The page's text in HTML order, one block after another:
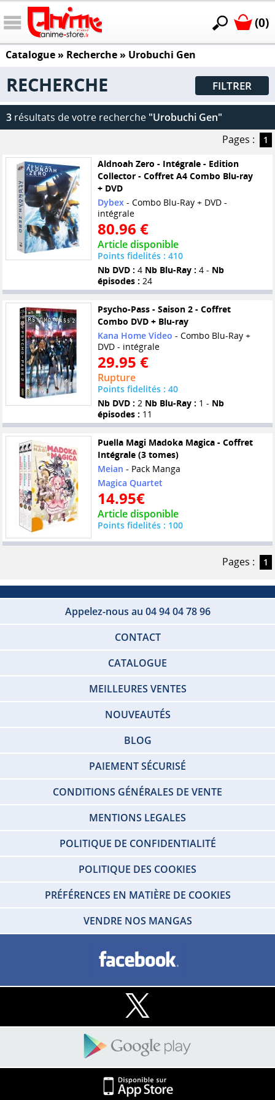
(0)
Catalogue» Recherche » Urobuchi Gen
RECHERCHE FILTRER
3 résultats de votre recherche "Urobuchi Gen"
Pages :
1
Aldnoah Zero - Intégrale - Edition
Collector - Coffret A4 Combo Blu-ray
+ DVD
Dybex- Combo Blu-Ray + DVD -
intégrale
80.96 €
Article disponible
Points fidelités : 410
Nb DVD : 4 Nb Blu-Ray : 4 - Nb
épisodes : 24
Psycho-Pass - Saison 2 - Coffret
Combo DVD + Blu-ray
Kana Home Video - Combo Blu-Ray +
DVD - intégrale
29.95 €
Rupture
Points fidelités : 40
Nb DVD : 2 Nb Blu-Ray : 1 - Nb
épisodes : 11
Puella Magi Madoka Magica - Coffret
Intégrale (3 tomes)
Meian - Pack Manga
Magica Quartet
14.95€
Article disponible
Points fidelités : 100
Pages : 1
Appelez-nous au 04 94 04 78 96
CONTACT
CATALOGUE
MEILLEURES VENTES
NOUVEAUTÉS
BLOG
PAIEMENT SÉCURISÉ
CONDITIONS GÉNÉRALES DE VENTE
MENTIONS LEGALES
POLITIQUE DE CONFIDENTIALITÉ
POLITIQUE DES COOKIES
PRÉFÉRENCES EN MATIÈRE DE COOKIES
VENDRE NOS MANGAS